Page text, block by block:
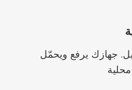
جهازك يرفع ويحمّل